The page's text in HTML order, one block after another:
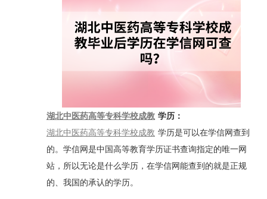
湖北中医药高等专科学校成教 学历：
湖北中医药高等专科学校成教 学历是可以在学信网查到
的。学信网是中国高等教育学历证书查询指定的唯一网
站，所以无论是什么学历，在学信网能查到的就是正规
的、我国的承认的学历。